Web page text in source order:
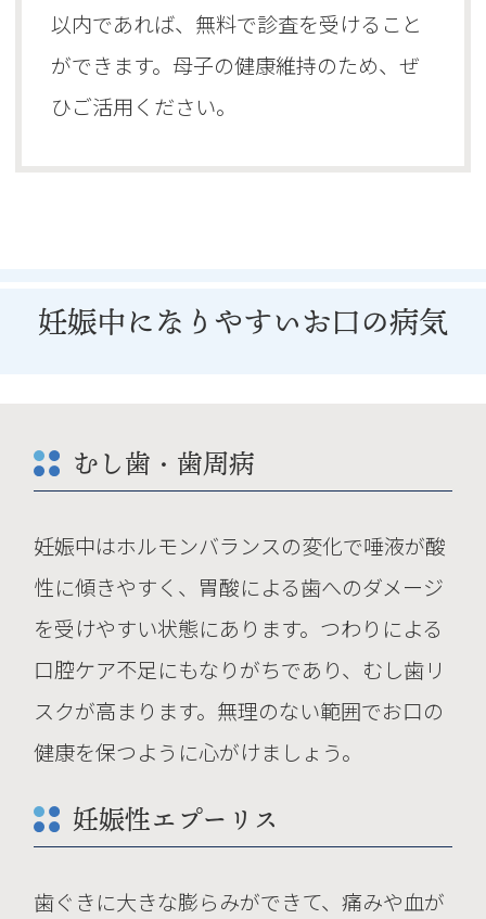
以内であれば、無料で診査を受けること
ができます。母子の健康維持のため、ぜ
ひご活用ください。
妊娠中になりやすいお口の病気
むし歯・歯周病
妊娠中はホルモンバランスの変化で唾液が酸
性に傾きやすく、胃酸による歯へのダメージ
を受けやすい状態にあります。つわりによる
口腔ケア不足にもなりがちであり、むし歯リ
スクが高まります。無理のない範囲でお口の
健康を保つように心がけましょう。
妊娠性エプーリス
歯ぐきに大きな膨らみができて、痛みや血が